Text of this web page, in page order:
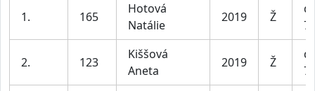
1. 165
Hotová
Natálie
2019 Ž
7
2. 123
Kiššová
Aneta
2019 Ž
7